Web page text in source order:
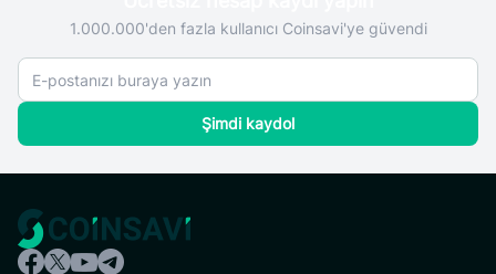
1.000.000'den fazla kullanıcı Coinsavi'ye güvendi
Şimdi kaydol